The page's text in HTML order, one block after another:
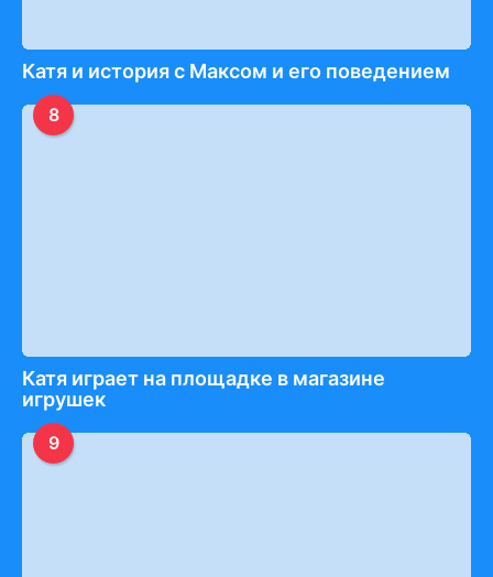
Катя и история с Максом и его поведением
8
Катя играет на площадке в магазине
игрушек
9